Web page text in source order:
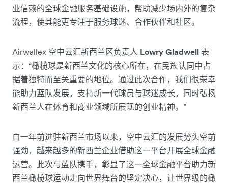
业信赖的全球金融服务基础设施，帮助减少场内外的复杂
流程，使其能更专注于服务球迷、合作伙伴和社区。
Airwallex 空中云汇新西兰区负责人 Lowry Gladwell 表
示：“橄榄球是新西兰文化的核心所在，在民族认同中占
据着独特而至关重要的地位。通过此次合作，我们很荣幸
能助力蓝队发展，支持新一代球员与球迷成长，同时弘扬
新西兰人在体育和商业领域所展现的创业精神。”
自一年前进驻新西兰市场以来，空中云汇的发展势头空前
强劲，越来越多的新西兰企业借助这一平台开展全球金融
运营。此次与蓝队携手，彰显了这一全球金融平台助力新
西兰橄榄球运动走向世界舞台的坚定决心，让世界级的橄